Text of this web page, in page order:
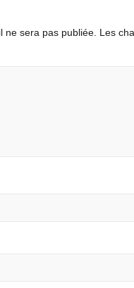
ne sera pas publiée. Les